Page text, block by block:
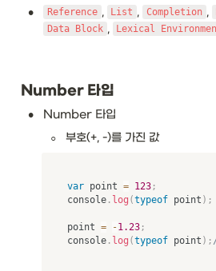
• Reference , List , Completion ,
Data Block , Lexical
Number 타입
• Number 타입
◦ 부호(+, -)를 가진 값
var point = 123 ;
console . log (typeof point ) ;
point = -1.23 ;
console . log (typeof point ) ;